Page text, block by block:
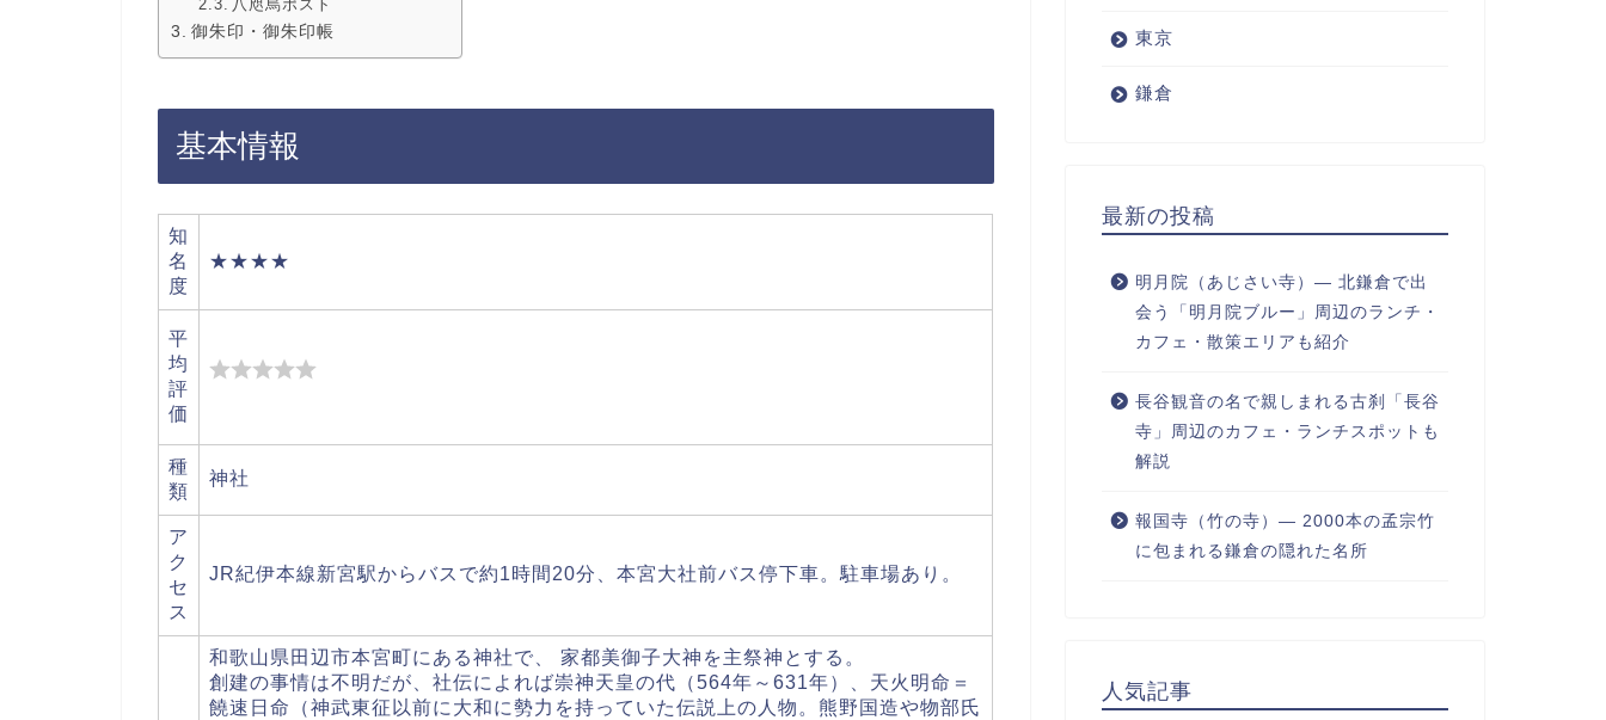
八咫烏ポスト
御朱印・御朱印帳
基本情報
知
名
度
★★★★
平
均
評
価
種
類
神社
ア
ク
セ
ス
JR紀伊本線新宮駅からバスで約1時間20分、本宮大社前バス停下車。駐車場あり。
和歌山県田辺市本宮町にある神社で、 家都美御子大神を主祭神とする。
創建の事情は不明だが、社伝によれば崇神天皇の代（564年～631年）、天火明命＝
饒速日命（神武東征以前に大和に勢力を持っていた伝説上の人物。熊野国造や物部氏
東京
鎌倉
最新の投稿
明月院（あじさい寺）― 北鎌倉で出
会う「明月院ブルー」周辺のランチ・
カフェ・散策エリアも紹介
長谷観音の名で親しまれる古刹「長谷
寺」周辺のカフェ・ランチスポットも
解説
報国寺（竹の寺）― 2000本の孟宗竹
に包まれる鎌倉の隠れた名所
人気記事